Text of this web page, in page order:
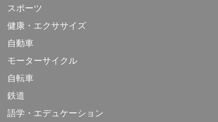
スポーツ
健康・エクササイズ
自動車
モーターサイクル
自転車
鉄道
語学・エデュケーション